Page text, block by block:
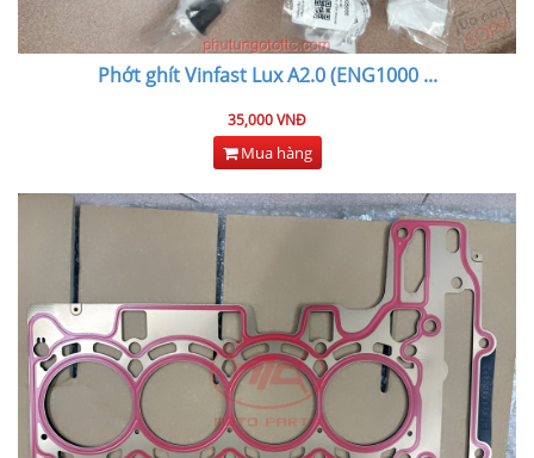
Phớt ghít Vinfast Lux A2.0 (ENG1000...
35,000 VNĐ
Mua hàng